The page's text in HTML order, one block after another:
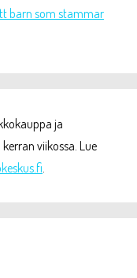
barn som stammar
ja
viikossa. Lue